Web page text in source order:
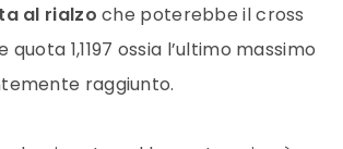
al rialzoche poterebbe il cross
1,1197 ossia l’ultimo massimo
raggiunto.